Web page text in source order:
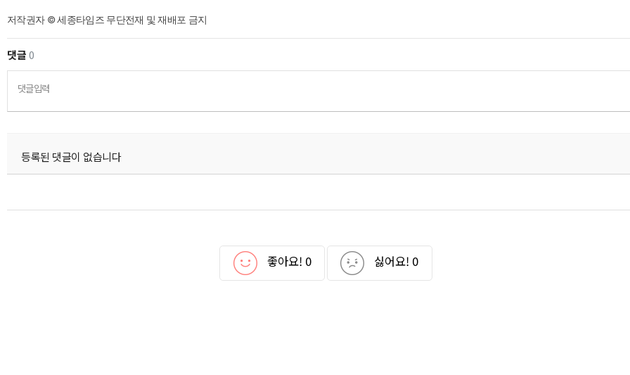
저작권자 © 세종타임즈 무단전재 및 재배포 금지
댓글0
댓글입력
등록된 댓글이 없습니다
좋아요! 0 싫어요! 0